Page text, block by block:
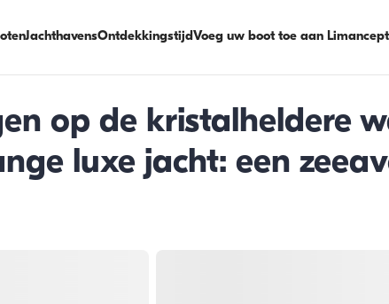
JachthavensOntdekkingstijdVoeg uw boot toe aan
op de kristalheldere
luxe jacht: een